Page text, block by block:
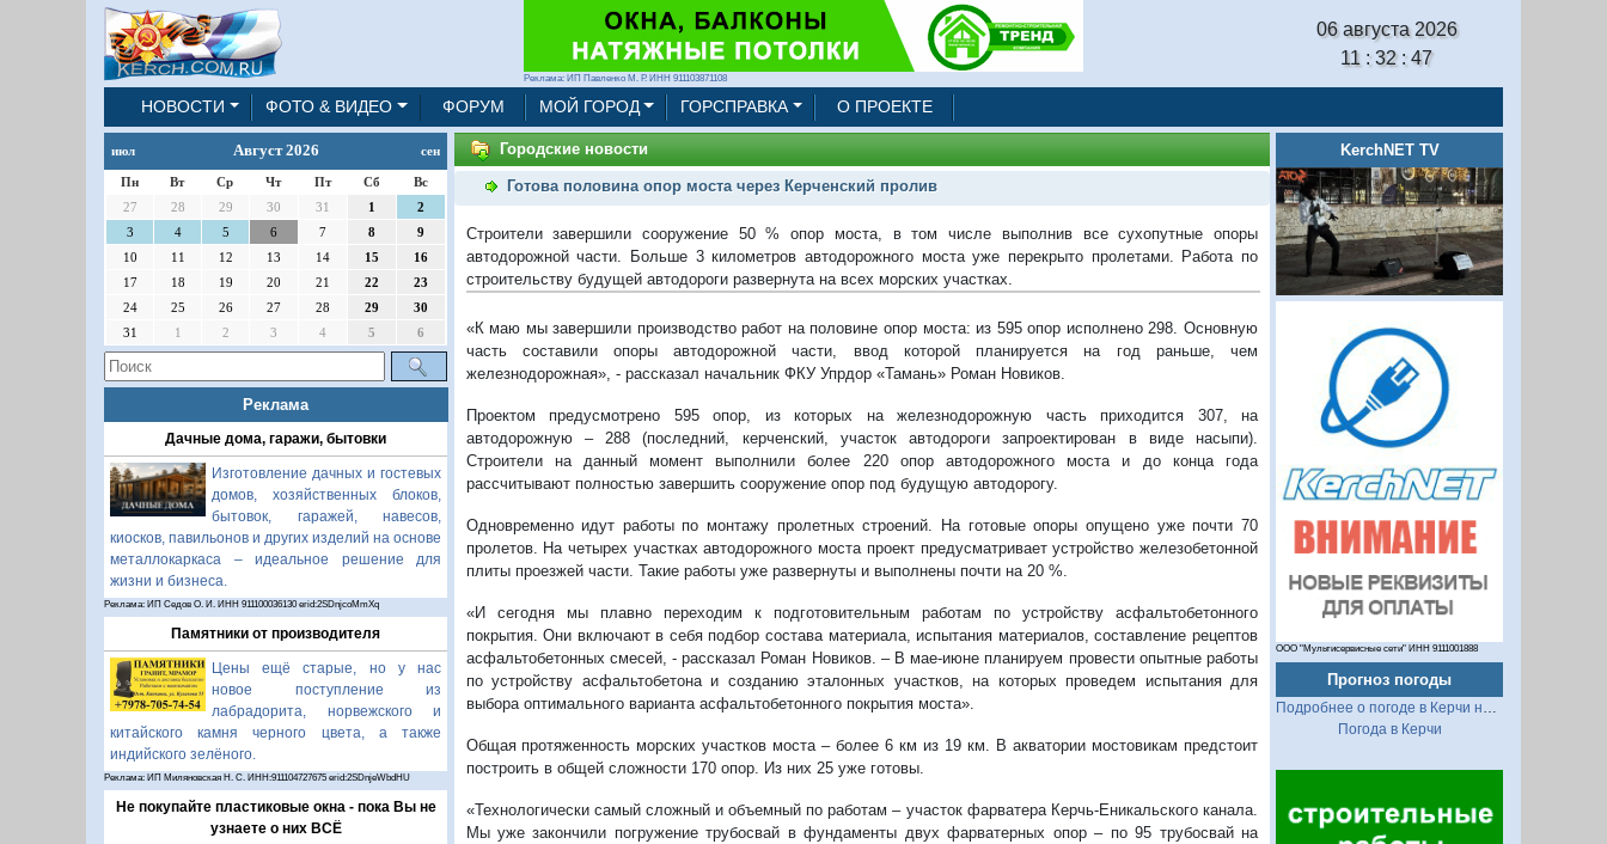
Реклама: ИП Павленко М. Р. ИНН 911103871108
06 августа 2026
11 : 32 : 48
НОВОСТИ ФОТО & ВИДЕО ФОРУМ МОЙ ГОРОД ГОРСПРАВКА О ПРОЕКТЕ
июл Август 2026 сен
Пн Вт Ср Чт Пт Сб
Вс
27
28 29 30 31 1
2
3
4 5 6 7 8
9
10
11 12 13 14 15
16
17
18 19 20 21 22
23
24
25 26 27 28 29
30
31
1 2 3 4 5 6
Реклама
Дачные дома, гаражи, бытовки
Изготовление дачных и гостевых
домов, хозяйственных блоков,
бытовок, гаражей, навесов,
киосков, павильонов и других изделий на основе
металлокаркаса – идеальное решение для
жизни и бизнеса.
Реклама: ИП Седов О. И. ИНН 911100036130 erid:2SDnjcoMmXq
Памятники от производителя
Цены ещё старые, но у нас
новое поступление из
лабрадорита, норвежского и
китайского камня черного цвета, а также
индийского зелёного.
Реклама: ИП Миляновская Н. С. ИНН:911104727675 erid:2SDnjeWbdHU
Не покупайте пластиковые окна - пока Вы не
узнаете о них ВСЁ
Городские новости
Готова половина опор моста через Керченский пролив
Строители завершили сооружение 50 % опор моста, в том числе выполнив все сухопутные опоры
автодорожной части. Больше 3 километров автодорожного моста уже перекрыто пролетами. Работа по
строительству будущей автодороги развернута на всех морских участках.
«К маю мы завершили производство работ на половине опор моста: из 595 опор исполнено 298. Основную
часть составили опоры автодорожной части, ввод которой планируется на год раньше, чем
железнодорожная», - рассказал начальник ФКУ Упрдор «Тамань» Роман Новиков.
Проектом предусмотрено 595 опор, из которых на железнодорожную часть приходится 307, на
автодорожную – 288 (последний, керченский, участок автодороги запроектирован в виде насыпи).
Строители на данный момент выполнили более 220 опор автодорожного моста и до конца года
рассчитывают полностью завершить сооружение опор под будущую автодорогу.
Одновременно идут работы по монтажу пролетных строений. На готовые опоры опущено уже почти 70
пролетов. На четырех участках автодорожного моста проект предусматривает устройство железобетонной
плиты проезжей части. Такие работы уже развернуты и выполнены почти на 20 %.
«И сегодня мы плавно переходим к подготовительным работам по устройству асфальтобетонного
покрытия. Они включают в себя подбор состава материала, испытания материалов, составление рецептов
асфальтобетонных смесей, - рассказал Роман Новиков. – В мае-июне планируем провести опытные работы
по устройству асфальтобетона и созданию эталонных участков, на которых проведем испытания для
выбора оптимального варианта асфальтобетонного покрытия моста».
Общая протяженность морских участков моста – более 6 км из 19 км. В акватории мостовикам предстоит
построить в общей сложности 170 опор. Из них 25 уже готовы.
«Технологически самый сложный и объемный по работам – участок фарватера Керчь-Еникальского канала.
Мы уже закончили погружение трубосвай в фундаменты двух фарватерных опор – по 95 трубосвай на
KerchNET TV
ООО "Мультисервисные сети" ИНН 9111001888
Прогноз погоды
Подробнее о погоде в Керчи на 2 недели
Погода в Керчи